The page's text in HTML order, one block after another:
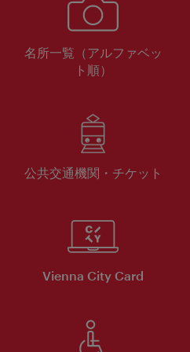
名所一覧（アルファベッ
ト順）
公共交通機関・チケット
Vienna City Card